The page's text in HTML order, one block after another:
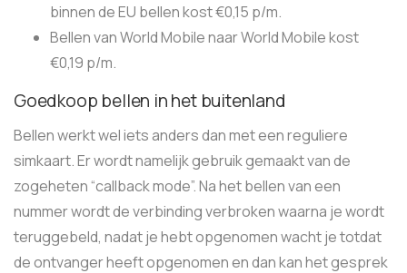
binnen de EU bellen kost €0,15 p/m.
Bellen van World Mobile naar World Mobile kost
€0,19 p/m.
Goedkoop bellen in het buitenland
Bellen werkt wel iets anders dan met een reguliere
simkaart. Er wordt namelijk gebruik gemaakt van de
zogeheten “callback mode”. Na het bellen van een
nummer wordt de verbinding verbroken waarna je wordt
teruggebeld, nadat je hebt opgenomen wacht je totdat
de ontvanger heeft opgenomen en dan kan het gesprek